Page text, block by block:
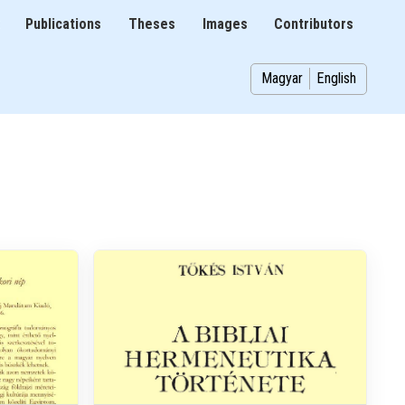
Publications Theses Images Contributors
Magyar English